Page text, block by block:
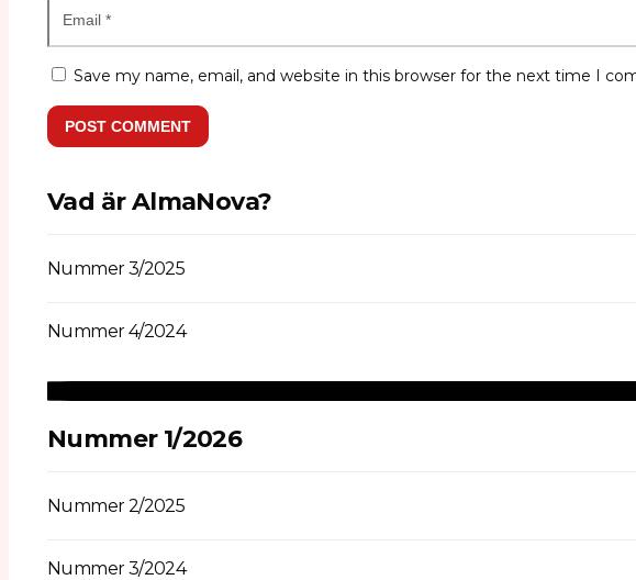
Save my name, email, and website in this browser for the next time I
POST COMMENT
Vad är AlmaNova?
Nummer 3/2025
Nummer 4/2024
Nummer 1/2026
Nummer 2/2025
Nummer 3/2024